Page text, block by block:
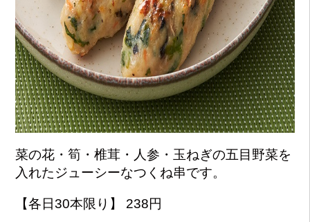
菜の花・筍・椎茸・人参・玉ねぎの五目野菜を
入れたジューシーなつくね串です。
【各日30本限り】 238円